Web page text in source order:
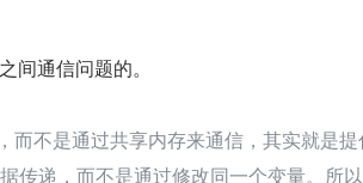
间通信问题的。
而不是通过共享内存来通信，其实就是
传递，而不是通过修改同一个变量。所